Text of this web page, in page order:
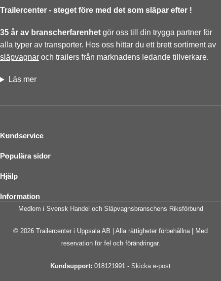
Trailercenter - steget före med det som släpar efter !
35 år av branscherfarenhet gör oss till din trygga partner för
alla typer av transporter. Hos oss hittar du ett brett sortiment av
släpvagnar och trailers från marknadens ledande tillverkare.
Läs mer
Kundservice
Populära sidor
Hjälp
Information
Medlem i Svensk Handel och Släpvagnsbranschens Riksförbund
© 2026 Trailercenter i Uppsala AB | Alla rättigheter förbehållna | Med
reservation för fel och förändringar.
Kundsupport: 018121991 - Skicka e-post